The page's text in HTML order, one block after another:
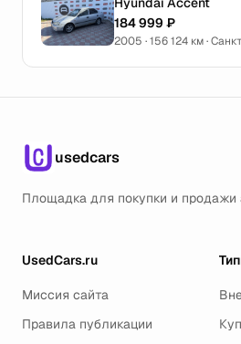
184 999 ₽
2005 · 156 124 км ·
usedcars
Площадка для покупки и продажи
UsedCars.ru
Миссия сайта
Правила публикации